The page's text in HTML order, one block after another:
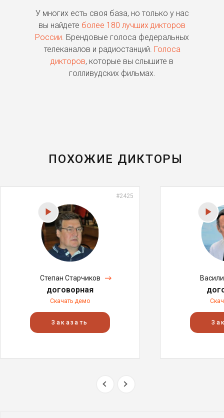
У многих есть своя база, но только у нас
вы найдете более 180 лучших дикторов
России. Брендовые голоса федеральных
телеканалов и радиостанций. Голоса
дикторов, которые вы слышите в
голливудских фильмах.
ПОХОЖИЕ ДИКТОРЫ
#2425
Степан Старчиков
договорная
Скачать демо
Заказать